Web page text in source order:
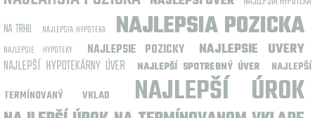
NA TRHU
NAJLEPSIA HYPOTEKA NAJLEPSIA POZICKA
NAJLEPSIE HYPOTEKY NAJLEPSIE POZICKY
NAJLEPSIE UVERY
NAJLEPŠÍ HYPOTEKÁRNY ÚVER
NAJLEPŠÍ SPOTREBNÝ ÚVER
NAJLEPŠÍ
TERMÍNOVANÝ VKLAD
NAJLEPŠÍ ÚROK